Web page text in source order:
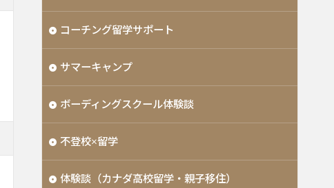
コーチング留学サポート
サマーキャンプ
ボーディングスクール体験談
不登校×留学
体験談（カナダ高校留学・親子移住）